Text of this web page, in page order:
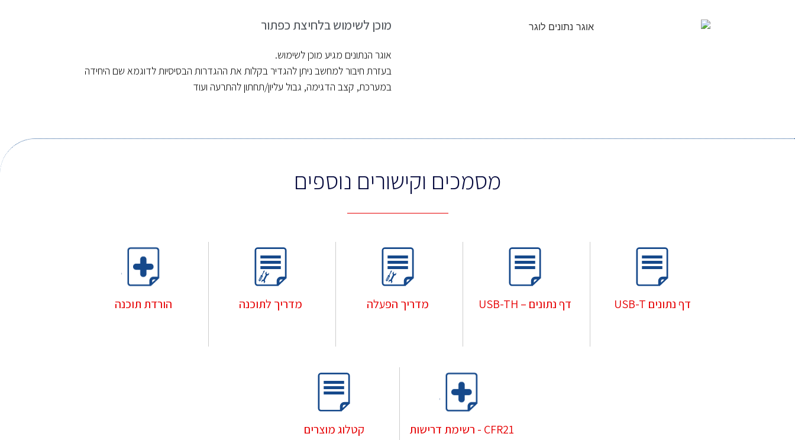
מוכן לשימוש בלחיצת כפתור
אוגר הנתונים מגיע מוכן לשימוש.
בעזרת חיבור למחשב ניתן להגדיר בקלות את ההגדרות הבסיסיות לדוגמא שם היחידה
במערכת, קצב הדגימה, גבול עליון/תחתון להתרעה ועוד
מסמכים וקישורים נוספים
דף נתונים USB-T דף נתונים – USB-TH מדריך הפעלה מדריך לתוכנה הורדת תוכנה
CFR21 - רשימת דרישות קטלוג מוצרים